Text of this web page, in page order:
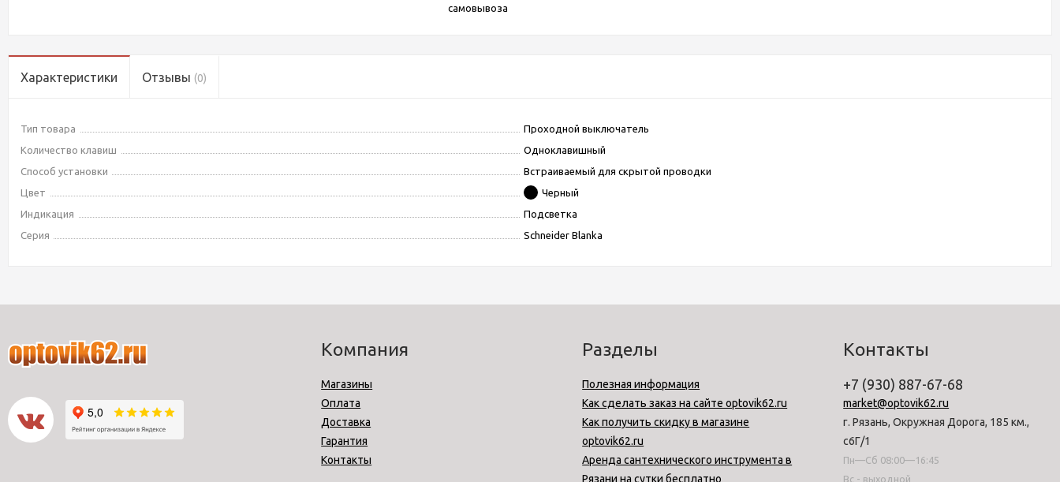
самовывоза
Характеристики Отзывы (0)
Тип товара
Проходной выключатель
Количество клавиш
Одноклавишный
Способ установки
Встраиваемый для скрытой проводки
Цвет
Черный
Индикация
Подсветка
Серия
Schneider Blanka
Компания
Магазины
Оплата
Доставка
Гарантия
Контакты
Разделы
Полезная информация
Как сделать заказ на сайте optovik62.ru
Как получить скидку в магазине
optovik62.ru
Аренда сантехнического инструмента в
Рязани на сутки бесплатно
Контакты
+7 (930) 887-67-68
market@optovik62.ru
г. Рязань, Окружная Дорога, 185 км.,
с6Г/1
Пн—Сб 08:00—16:45
Вс - выходной